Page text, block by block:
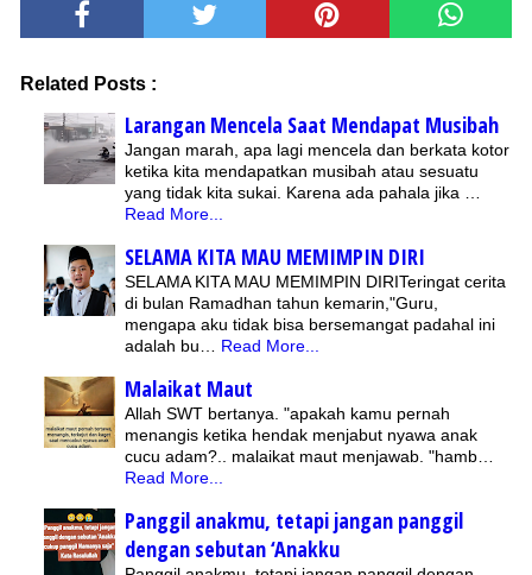
Related Posts :
Larangan Mencela Saat Mendapat Musibah
Jangan marah, apa lagi mencela dan berkata kotor
ketika kita mendapatkan musibah atau sesuatu
yang tidak kita sukai. Karena ada pahala jika …
Read More...
SELAMA KITA MAU MEMIMPIN DIRI
SELAMA KITA MAU MEMIMPIN DIRITeringat cerita
di bulan Ramadhan tahun kemarin,"Guru,
mengapa aku tidak bisa bersemangat padahal ini
adalah bu…
Read More...
Malaikat Maut
Allah SWT bertanya. "apakah kamu pernah
menangis ketika hendak menjabut nyawa anak
cucu adam?.. malaikat maut menjawab. "hamb…
Read More...
Panggil anakmu, tetapi jangan panggil
dengan sebutan ‘Anakku